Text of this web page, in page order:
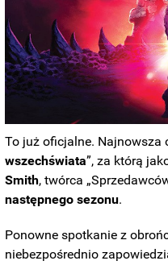
To już oficjalne. Najnowsza
wszechświata”, za którą
Smith, twórca
następnego sezonu.
Ponowne spotkanie z
niebezpośrednio